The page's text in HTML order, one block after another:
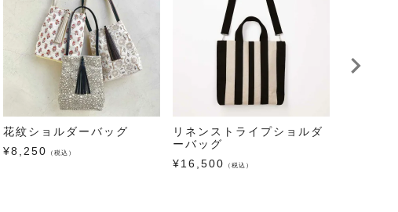
花紋ショルダーバッグ
¥8,250 （税込）
リネンストライプショルダ
ーバッグ
¥16,500 （税込）